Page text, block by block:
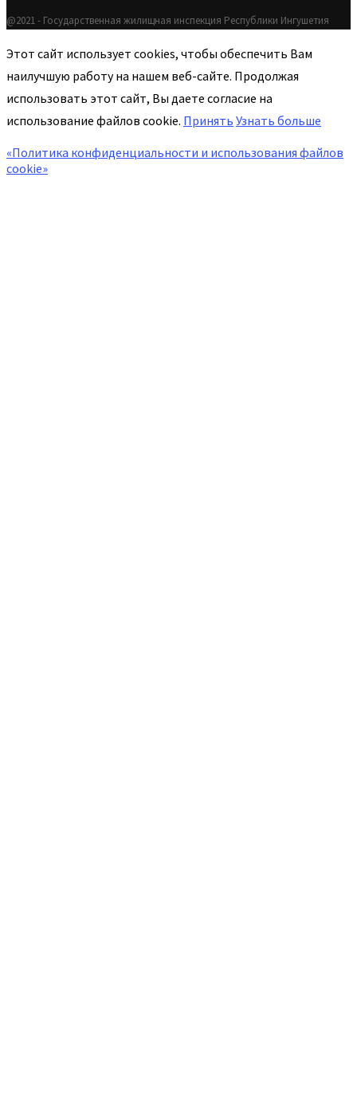
@2021 - Государственная жилищная инспекция Республики Ингушетия
Этот сайт использует cookies, чтобы обеспечить Вам
наилучшую работу на нашем веб-сайте. Продолжая
использовать этот сайт, Вы даете согласие на
использование файлов cookie. Принять Узнать больше
«Политика конфиденциальности и использования файлов
cookie»